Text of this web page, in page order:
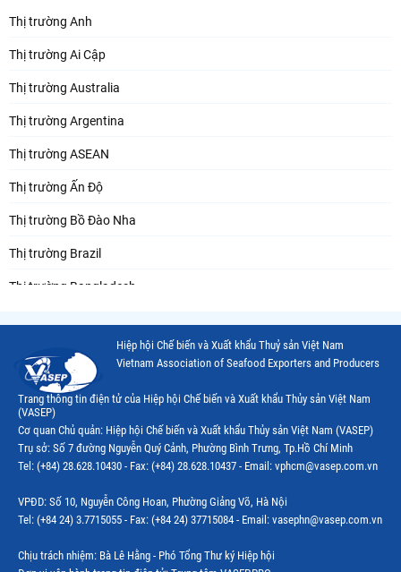
Thị trường Anh
Thị trường Ai Cập
Thị trường Australia
Thị trường Argentina
Thị trường ASEAN
Thị trường Ấn Độ
Thị trường Bồ Đào Nha
Thị trường Brazil
Thị trường Bangladesh
Thị trường Canada
Thị trường Ecuador
Thị trường EU
Thị trường Indonesia
Thị trường Mỹ
Thị trường Nga
Hiệp hội Chế biến và Xuất khẩu Thuỷ sản Việt Nam
Vietnam Association of Seafood Exporters and Producers
Trang thông tin điện tử của Hiệp hội Chế biến và Xuất khẩu Thủy sản Việt Nam
(VASEP)
Cơ quan Chủ quản: Hiệp hội Chế biến và Xuất khẩu Thủy sản Việt Nam (VASEP)
Trụ sở: Số 7 đường Nguyễn Quý Cảnh, Phường Bình Trưng, Tp.Hồ Chí Minh
Tel: (+84) 28.628.10430 - Fax: (+84) 28.628.10437 - Email: vphcm@vasep.com.vn
VPĐD: Số 10, Nguyễn Công Hoan, Phường Giảng Võ, Hà Nội
Tel: (+84 24) 3.7715055 - Fax: (+84 24) 37715084 - Email: vasephn@vasep.com.vn
Chịu trách nhiệm: Bà Lê Hằng - Phó Tổng Thư ký Hiệp hội